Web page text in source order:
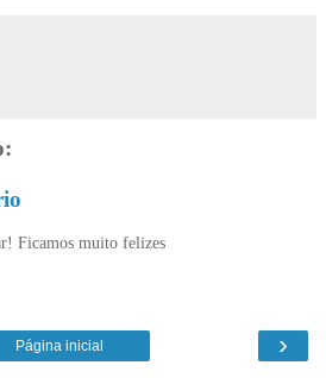
Ficamos muito felizes
›
Página inicial